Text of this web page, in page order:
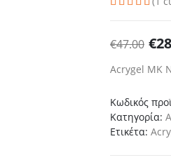
€47.00 €
Acrygel MK
Κωδικός
Κατηγορία:
Ετικέτα: